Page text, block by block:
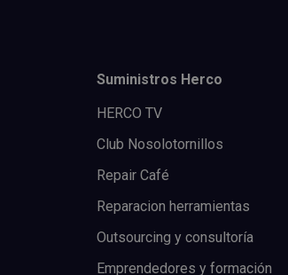
Suministros Herco
HERCO TV
Club Nosolotornillos
Repair Café
Reparacion herramientas
Outsourcing y consultoría
Emprendedores y formación